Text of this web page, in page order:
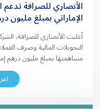
الأنصاري للصرافة تدعم
الإماراتي بمبلغ مليون
أعلنت الأنصاري للصرافة،
التحويلات المالية وصرف
مساهمتها بمبلغ مليون درهم
الإماراتي، في إطار دعم الشركة
تفشي مرض
“صندوق الإمارات وطن
الإماراتي بالتنسيق […]